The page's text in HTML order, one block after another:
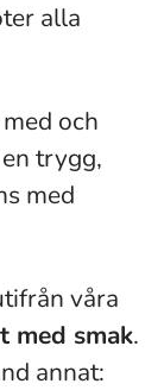
alla
och
trygg,
med
våra
med smak.
annat: